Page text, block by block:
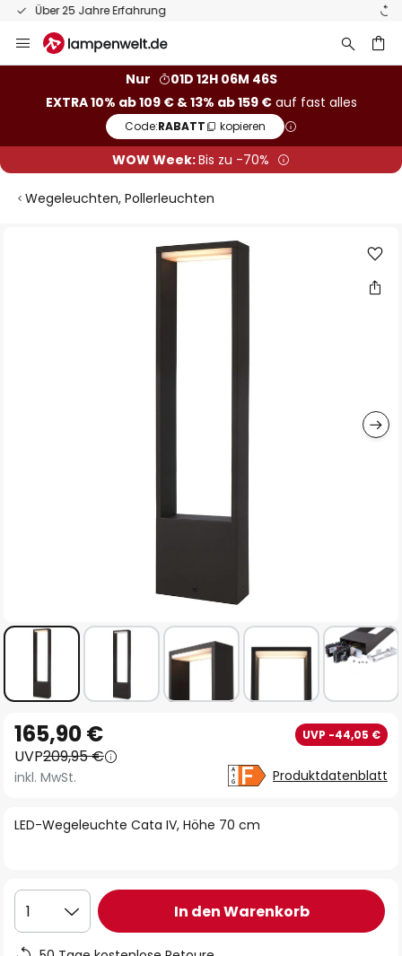
50 Tage kostenlose Retoure
Inhalt
Nur
01D 12H 06M 46S
EXTRA 10% ab 109 € & 13% ab 159 €auf fast alles
Code:RABATT kopieren
WOW Week:Bis zu -70%
Wegeleuchten, Pollerleuchten
Anfang
der
Bildgalerie
LED-Wegeleuchte Cata IV, Höhe 70 cm
165,90 € UVP -44,05 €
UVP209,95 €
inkl. MwSt. Produktdatenblatt
1 In den Warenkorb